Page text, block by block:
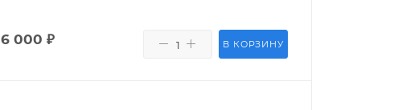
6 000 ₽ В КОРЗИНУ